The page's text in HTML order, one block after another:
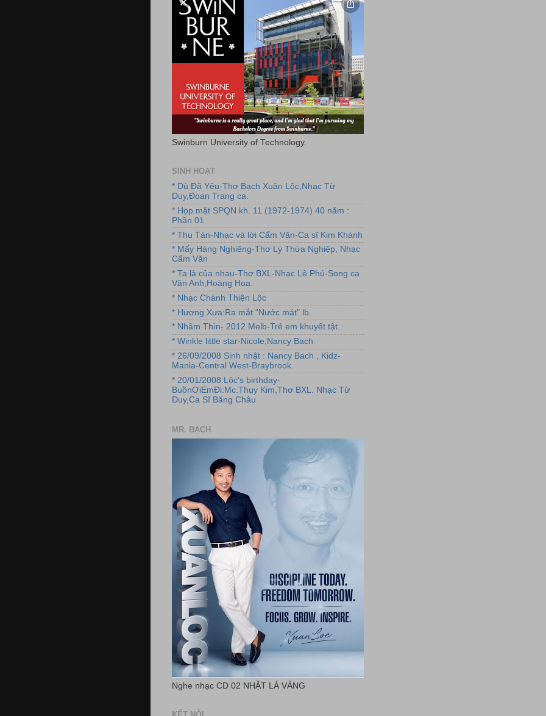
Swinburn University of Technology.
SINH HOẠT
* Dù Đã Yêu-Thơ Bạch Xuân Lộc,Nhạc Từ
Duy,Đoan Trang ca.
* Họp mặt SPQN kh. 11 (1972-1974) 40 năm :
Phần 01
* Thu Tàn-Nhạc và lời Cẩm Văn-Ca sĩ Kim Khánh
* Mấy Hàng Nghiêng-Thơ Lý Thừa Nghiệp, Nhạc
Cẩm Văn
* Ta là của nhau-Thơ BXL-Nhạc Lê Phú-Song ca
Vân Anh,Hoàng Hoa.
* Nhạc Chánh Thiện Lộc
* Hương Xưa:Ra mắt "Nước mát" lb.
* Nhâm Thìn- 2012 Melb-Trẻ em khuyết tật.
* Winkle little star-Nicole,Nancy Bach
* 26/09/2008 Sinh nhật : Nancy Bach , Kidz-
Mania-Central West-Braybrook.
* 20/01/2008:Lộc's birthday-
BuồnƠiEmĐi:Mc.Thụy Kim,Thơ BXL. Nhạc Từ
Duy,Ca Sĩ Băng Châu
MR. BẠCH
Nghe nhạc CD 02 NHẶT LÁ VÀNG
KẾT NỐI